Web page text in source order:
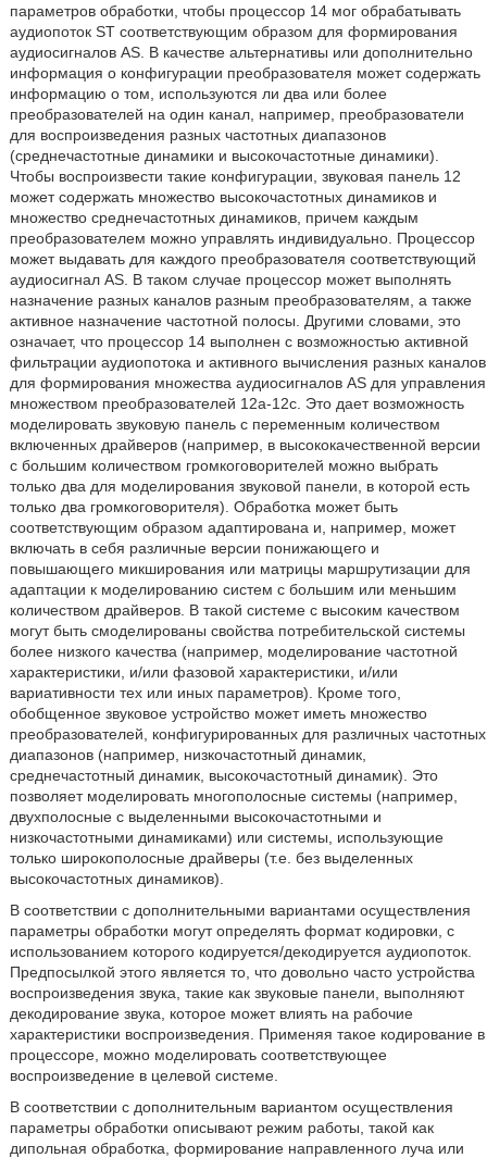
параметров обработки, чтобы процессор 14 мог обрабатывать
аудиопоток ST соответствующим образом для формирования
аудиосигналов AS. В качестве альтернативы или дополнительно
информация о конфигурации преобразователя может содержать
информацию о том, используются ли два или более
преобразователей на один канал, например, преобразователи
для воспроизведения разных частотных диапазонов
(среднечастотные динамики и высокочастотные динамики).
Чтобы воспроизвести такие конфигурации, звуковая панель 12
может содержать множество высокочастотных динамиков и
множество среднечастотных динамиков, причем каждым
преобразователем можно управлять индивидуально. Процессор
может выдавать для каждого преобразователя соответствующий
аудиосигнал AS. В таком случае процессор может выполнять
назначение разных каналов разным преобразователям, а также
активное назначение частотной полосы. Другими словами, это
означает, что процессор 14 выполнен с возможностью активной
фильтрации аудиопотока и активного вычисления разных каналов
для формирования множества аудиосигналов AS для управления
множеством преобразователей 12a-12c. Это дает возможность
моделировать звуковую панель с переменным количеством
включенных драйверов (например, в высококачественной версии
с большим количеством громкоговорителей можно выбрать
только два для моделирования звуковой панели, в которой есть
только два громкоговорителя). Обработка может быть
соответствующим образом адаптирована и, например, может
включать в себя различные версии понижающего и
повышающего микширования или матрицы маршрутизации для
адаптации к моделированию систем с большим или меньшим
количеством драйверов. В такой системе с высоким качеством
могут быть смоделированы свойства потребительской системы
более низкого качества (например, моделирование частотной
характеристики, и/или фазовой характеристики, и/или
вариативности тех или иных параметров). Кроме того,
обобщенное звуковое устройство может иметь множество
преобразователей, конфигурированных для различных частотных
диапазонов (например, низкочастотный динамик,
среднечастотный динамик, высокочастотный динамик). Это
позволяет моделировать многополосные системы (например,
двухполосные с выделенными высокочастотными и
низкочастотными динамиками) или системы, использующие
только широкополосные драйверы (т.е. без выделенных
высокочастотных динамиков).
В соответствии с дополнительными вариантами осуществления
параметры обработки могут определять формат кодировки, с
использованием которого кодируется/декодируется аудиопоток.
Предпосылкой этого является то, что довольно часто устройства
воспроизведения звука, такие как звуковые панели, выполняют
декодирование звука, которое может влиять на рабочие
характеристики воспроизведения. Применяя такое кодирование в
процессоре, можно моделировать соответствующее
воспроизведение в целевой системе.
В соответствии с дополнительным вариантом осуществления
параметры обработки описывают режим работы, такой как
дипольная обработка, формирование направленного луча или